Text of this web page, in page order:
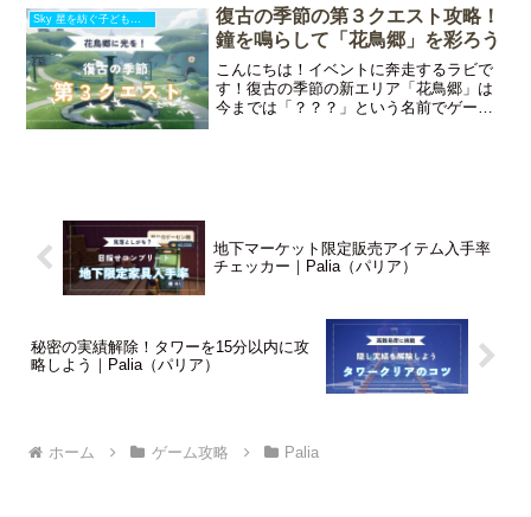
嫌いな物アイナーのクエスト一覧アイナ
ーの挨拶セリフ翻訳© 2
Sky 星を紡ぐ子どもたち
復古の季節の第３クエスト攻略！
鐘を鳴らして「花鳥郷」を彩ろう
こんにちは！イベントに奔走するラビで
す！復古の季節の新エリア「花鳥郷」は
今までは「？？？」という名前でゲーム
地下マーケット限定販売アイテム入手率
チェッカー｜Palia（パリア）
秘密の実績解除！タワーを15分以内に攻
略しよう｜Palia（パリア）
ホーム ゲーム攻略 Palia